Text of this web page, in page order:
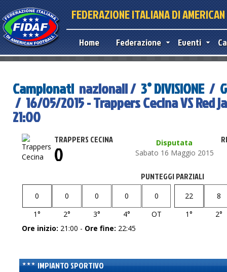
FEDERAZIONE ITALIANA DI
Home Federazione Eventi
Campionati nazionali / 3° DIVISIONE/
/ 16/05/2015 - Trappers Cecina VS Red
21:00
TRAPPERS CECINA
Disputata
Sabato 16 Maggio 2015
0
PUNTEGGI PARZIALI
0 0 0 0
0
1°
2° 3° 4° OT
22
8
1°
2°
Ore inizio: 21:00 - Ore fine: 22:45
IMPIANTO SPORTIVO